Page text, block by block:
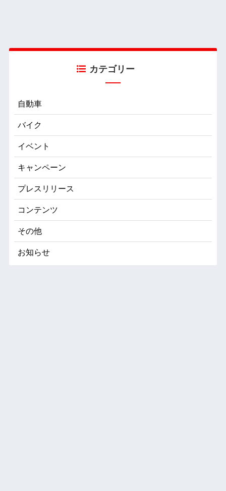
カテゴリー
自動車
バイク
イベント
キャンペーン
プレスリリース
コンテンツ
その他
お知らせ